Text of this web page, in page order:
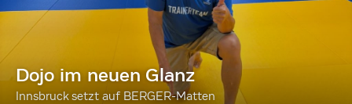
Dojo im neuen Glanz
Innsbruck setzt auf BERGER-Matten